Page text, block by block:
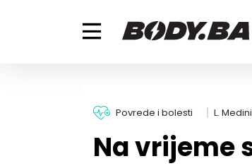
Povrede i bolesti L.
Na vrijeme